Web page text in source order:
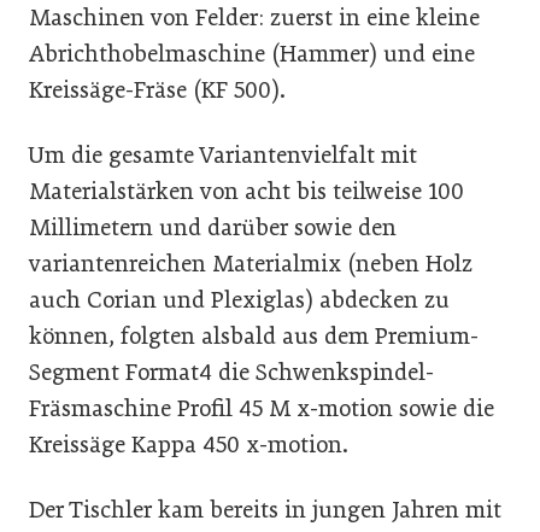
Maschinen von Felder: zuerst in eine kleine
Abrichthobelmaschine (Hammer) und eine
Kreissäge-Fräse (KF 500).
Um die gesamte Variantenvielfalt mit
Materialstärken von acht bis teilweise 100
Millimetern und darüber sowie den
variantenreichen Materialmix (neben Holz
auch Corian und Plexiglas) abdecken zu
können, folgten alsbald aus dem Premium-
Segment Format4 die Schwenkspindel-
Fräsmaschine Profil 45 M x-motion sowie die
Kreissäge Kappa 450 x-motion.
Der Tischler kam bereits in jungen Jahren mit